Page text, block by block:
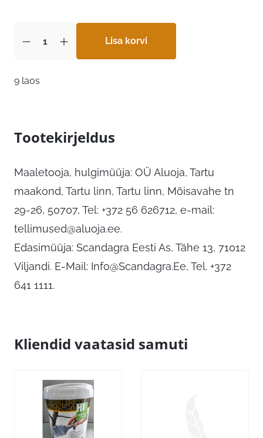
Lisa korvi
9 laos
Tootekirjeldus
Maaletooja, hulgimüüja: OÜ Aluoja, Tartu
maakond, Tartu linn, Tartu linn, Mõisavahe tn
29-26, 50707, Tel: +372 56 626712, e-mail:
tellimused@aluoja.ee.
Edasimüüja: Scandagra Eesti As, Tähe 13, 71012
Viljandi. E-Mail: Info@Scandagra.Ee, Tel. +372
641 1111.
Kliendid vaatasid samuti